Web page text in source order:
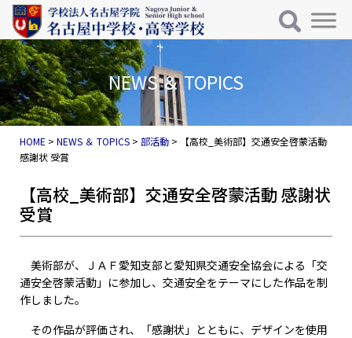
コンテンツへスキップ
メインナビゲーション
NEWS ＆ TOPICS
HOME >NEWS ＆ TOPICS >部活動 >
【高校_美術部】交通安全啓蒙活動
感謝状 受賞
【高校_美術部】交通安全啓蒙活動 感謝状
受賞
美術部が、ＪＡＦ愛知支部と愛知県交通安全協会による「交
通安全啓蒙活動」に参加し、交通安全をテーマにした作品を制
作しました。
その作品が評価され、「感謝状」とともに、デザインを使用